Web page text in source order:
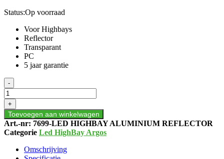
Status:Op voorraad
Voor Highbays
Reflector
Transparant
PC
5 jaar garantie
PC
REFLECTOR
|
VOOR
HIGHBAY
ARGOS
200W/150W/120W
-
+
Toevoegen aan winkelwagen
Art.-nr: 7699-LED HIGHBAY ALUMINIUM REFLECTOR
Categorie Led HighBay Argos
Omschrijving